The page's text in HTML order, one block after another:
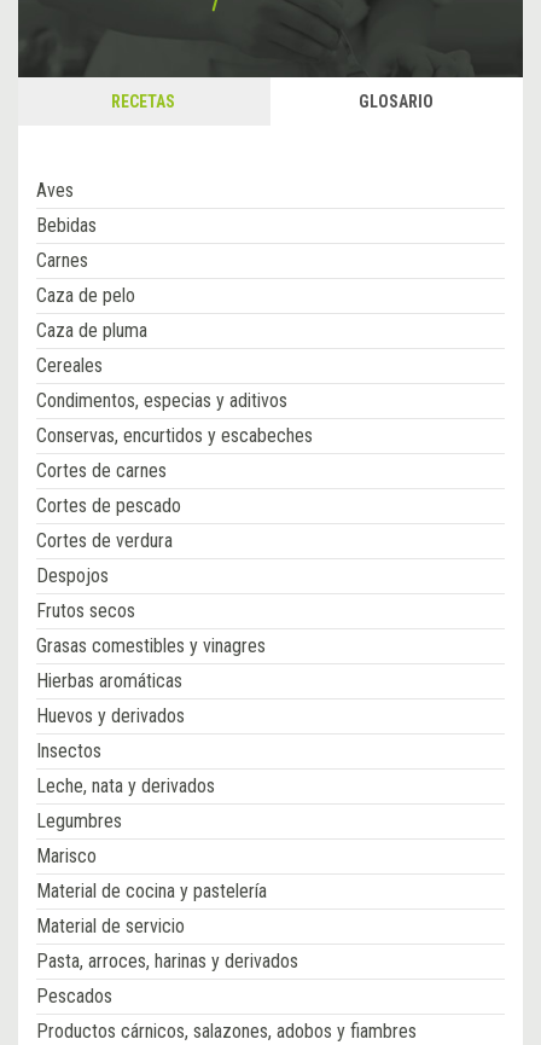
RECETAS GLOSARIO
Aves
Bebidas
Carnes
Caza de pelo
Caza de pluma
Cereales
Condimentos, especias y aditivos
Conservas, encurtidos y escabeches
Cortes de carnes
Cortes de pescado
Cortes de verdura
Despojos
Frutos secos
Grasas comestibles y vinagres
Hierbas aromáticas
Huevos y derivados
Insectos
Leche, nata y derivados
Legumbres
Marisco
Material de cocina y pastelería
Material de servicio
Pasta, arroces, harinas y derivados
Pescados
Productos cárnicos, salazones, adobos y fiambres